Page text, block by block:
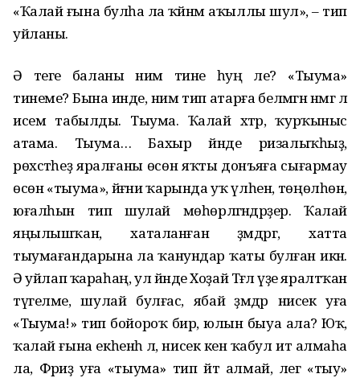
«Ҡалай ғына булһа ла ҡәйнәм аҡыллы шул», – тип
уйланы.
Ә теге баланы нимә тине һуң әле? «Тыума»
тинеме? Бына инде, нимә тип атарға белмәгән нәмәгә лә
исем табылды. Тыума. Ҡалай хәтәр, ҡурҡыныс
атама. Тыума… Бахыр йәнде ризалыҡһыҙ,
рөхсәтһеҙ яралғаны өсөн яҡты донъяға сығармау
өсөн «тыума», йәғни ҡарында уҡ үлһен, төңөлһөн,
юғалһын тип шулай мөһөрләгәндәрҙер. Ҡалай
яңылышҡан, хаталанған әҙәмдәргә, хатта
тыумағандарына ла ҡанундар ҡаты булған икән.
Ә уйлап ҡараһаң, ул йәнде Хоҙай Тәғәлә үҙе яралтҡан
түгелме, шулай булғас, ябай әҙәмдәр нисек уға
«Тыума!» тип бойороҡ бирә, юлын быуа ала? Юҡ,
ҡалай ғына екһенһә лә, нисек кенә ҡабул итә алмаһа
ла, Фәриҙә уға «тыума» тип әйтә алмай, әлегә «тыу»